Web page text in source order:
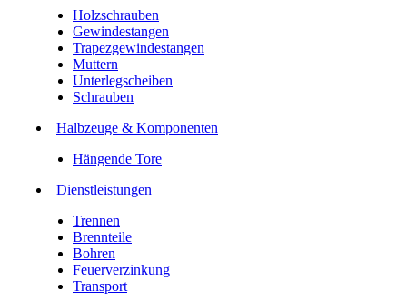
Holzschrauben
Gewindestangen
Trapezgewindestangen
Muttern
Unterlegscheiben
Schrauben
Halbzeuge & Komponenten
Hängende Tore
Dienstleistungen
Trennen
Brennteile
Bohren
Feuerverzinkung
Transport